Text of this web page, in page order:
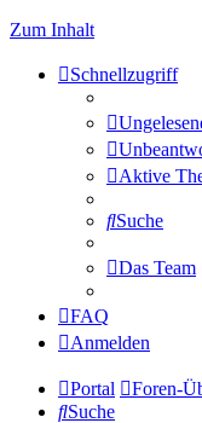
Zum Inhalt
Schnellzugriff
Aktive
Suche
Das Team
FAQ
Anmelden
Portal Foren-
Suche